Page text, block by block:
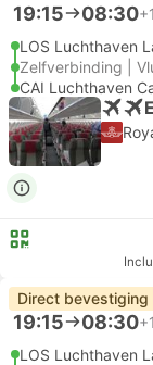
19:15 08:30+1
LOS Luchthaven
Zelfverbinding |
CAI Luchthaven
Direct bevestiging
19:15 08:30+1
LOS Luchthaven